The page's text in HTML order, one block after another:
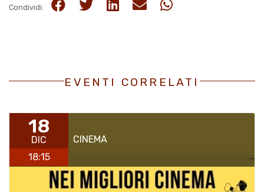
Condividi:
EVENTI CORRELATI
18
DIC
18:15
CINEMA